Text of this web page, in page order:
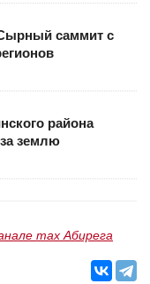
саммит с
района
землю
max Абирега